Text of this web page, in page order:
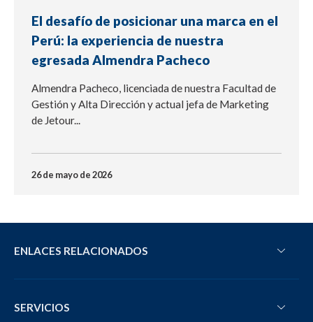
El desafío de posicionar una marca en el
Perú: la experiencia de nuestra
egresada Almendra Pacheco
Almendra Pacheco, licenciada de nuestra Facultad de
Gestión y Alta Dirección y actual jefa de Marketing
de Jetour...
26 de mayo de 2026
ENLACES RELACIONADOS
SERVICIOS